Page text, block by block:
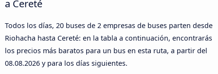
a Cereté
Todos los días, 20 buses de 2 empresas de buses parten desde
Riohacha hasta Cereté: en la tabla a continuación, encontrarás
los precios más baratos para un bus en esta ruta, a partir del
08.08.2026 y para los días siguientes.